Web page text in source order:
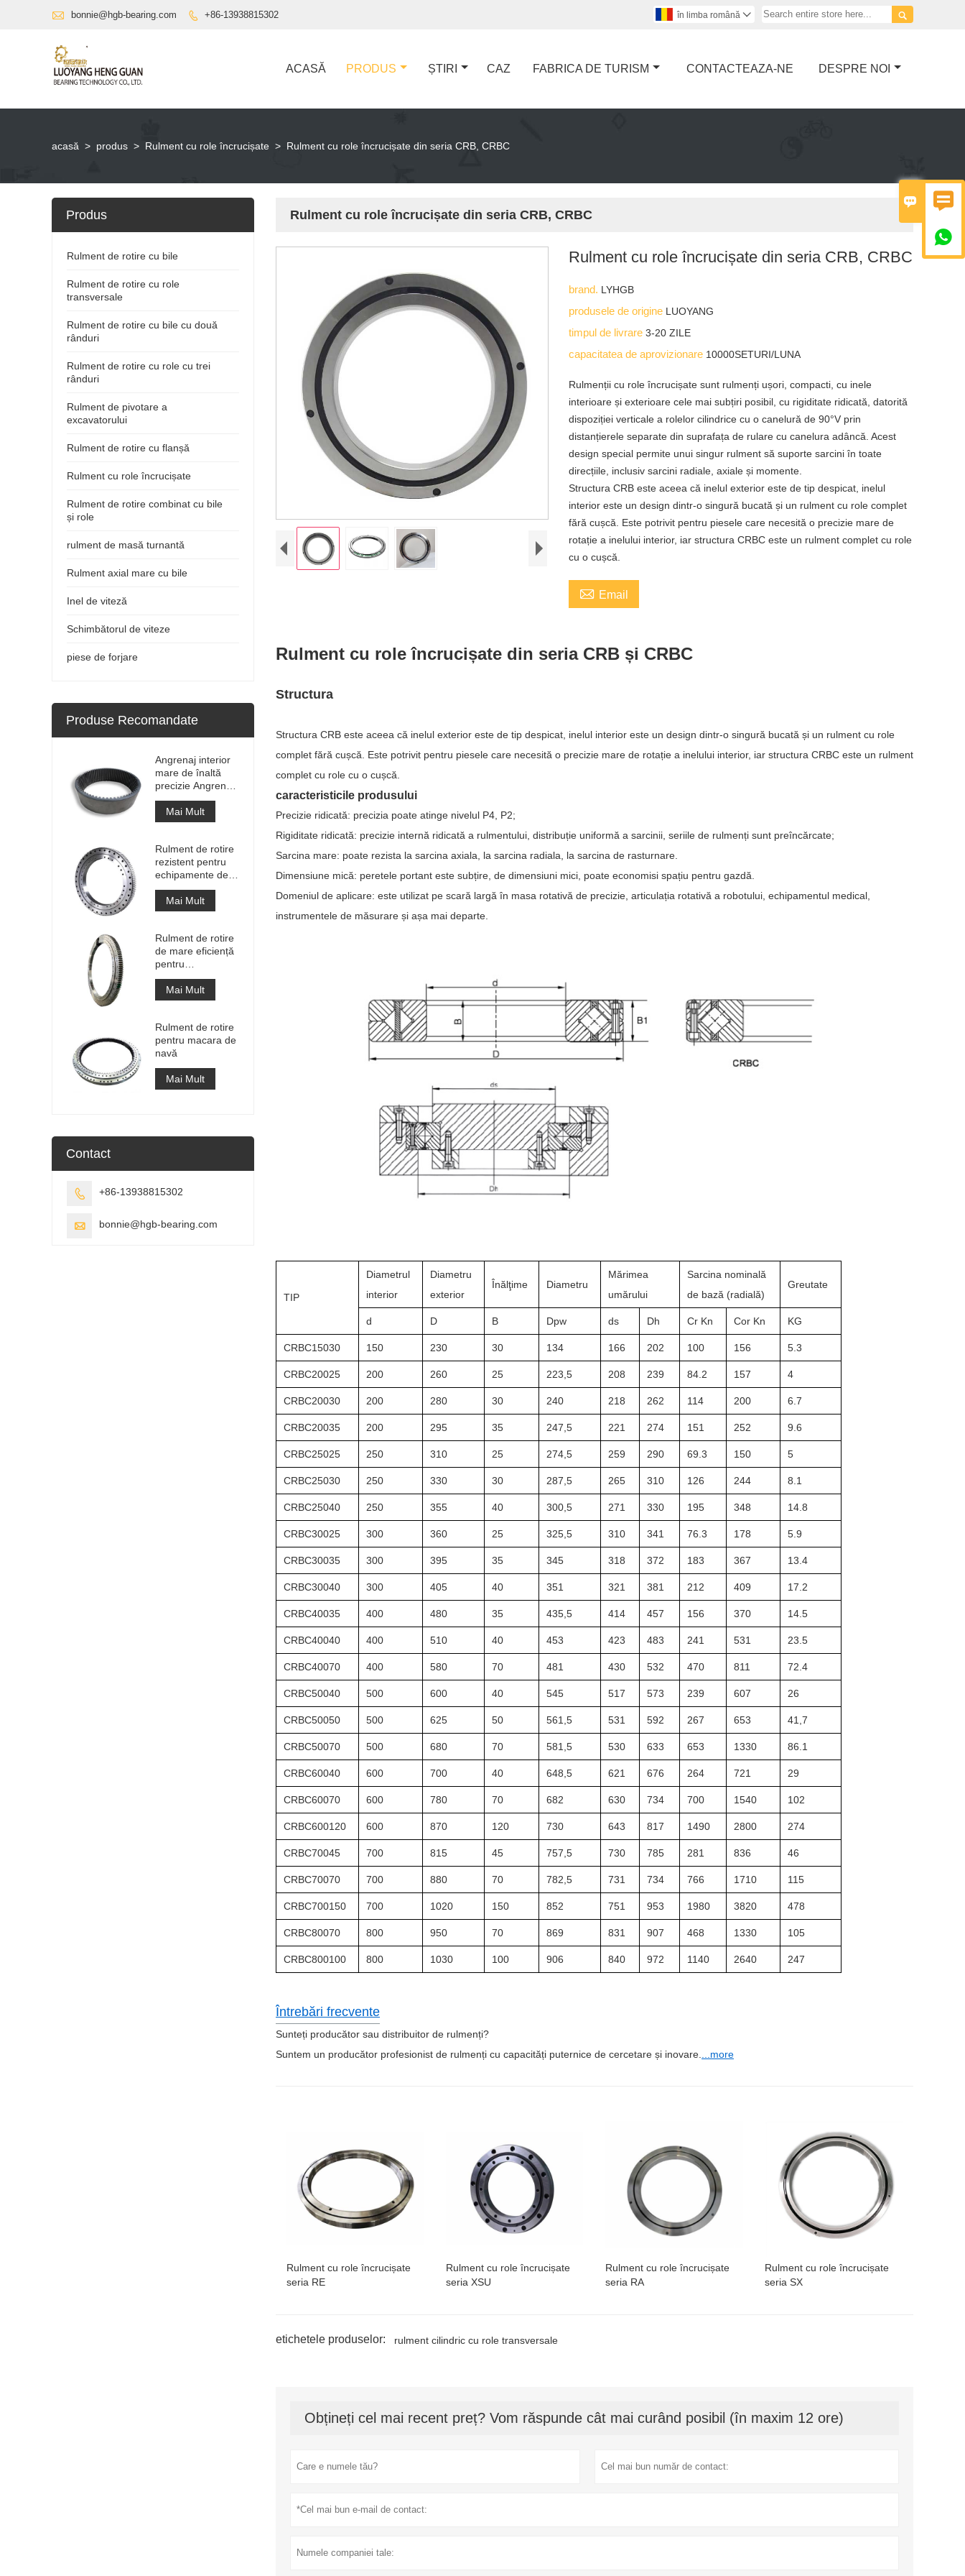
 

 bonnie@hgb-bearing.com  +86-13938815302 
în limba română 
ACASĂ PRODUS ȘTIRI CAZ FABRICA DE TURISM CONTACTEAZA-NE DESPRE NOI
acasă > produs > Rulment cu role încrucișate > Rulment cu role încrucișate din seria CRB, CRBC
Rulment cu role încrucișate din seria CRB, CRBC
Rulment cu role încrucișate din seria CRB, CRBC
brand. LYHGB
produsele de origine LUOYANG
timpul de livrare3-20 ZILE
capacitatea de aprovizionare 10000SETURI/LUNA
Rulmenții cu role încrucișate sunt rulmenți ușori, compacti, cu inele
interioare și exterioare cele mai subțiri posibil, cu rigiditate ridicată, datorită
dispoziției verticale a rolelor cilindrice cu o canelură de 90°V prin
distanțierele separate din suprafața de rulare cu canelura adâncă. Acest
design special permite unui singur rulment să suporte sarcini în toate
direcțiile, inclusiv sarcini radiale, axiale și momente.
Structura CRB este aceea că inelul exterior este de tip despicat, inelul
interior este un design dintr-o singură bucată și un rulment cu role complet
fără cușcă. Este potrivit pentru piesele care necesită o precizie mare de
rotație a inelului interior, iar structura CRBC este un rulment complet cu role
cu o cușcă.
 Email
Rulment cu role încrucișate din seria CRB și CRBC
Structura
Structura CRB este aceea că inelul exterior este de tip despicat, inelul interior este un design dintr-o singură bucată și un rulment cu role
complet fără cușcă. Este potrivit pentru piesele care necesită o precizie mare de rotație a inelului interior, iar structura CRBC este un rulment
complet cu role cu o cușcă.
caracteristicile produsului
Precizie ridicată: precizia poate atinge nivelul P4, P2;
Rigiditate ridicată: precizie internă ridicată a rulmentului, distribuție uniformă a sarcinii, seriile de rulmenți sunt preîncărcate;
Sarcina mare: poate rezista la sarcina axiala, la sarcina radiala, la sarcina de rasturnare.
Dimensiune mică: peretele portant este subțire, de dimensiuni mici, poate economisi spațiu pentru gazdă.
Domeniul de aplicare: este utilizat pe scară largă în masa rotativă de precizie, articulația rotativă a robotului, echipamentul medical,
instrumentele de măsurare și așa mai departe.
TIP
Diametrul
interior
Diametru
exterior
Înălţime Diametru
Mărimea
umărului
Sarcina nominală
de bază (radială)
Greutate
d D B Dpw ds Dh Cr Kn Cor Kn KG
CRBC15030 150 230 30 134 166 202 100 156 5.3
CRBC20025 200 260 25 223,5 208 239 84.2 157 4
CRBC20030 200 280 30 240 218 262 114 200 6.7
CRBC20035 200 295 35 247,5 221 274 151 252 9.6
CRBC25025 250 310 25 274,5 259 290 69.3 150 5
CRBC25030 250 330 30 287,5 265 310 126 244 8.1
CRBC25040 250 355 40 300,5 271 330 195 348 14.8
CRBC30025 300 360 25 325,5 310 341 76.3 178 5.9
CRBC30035 300 395 35 345 318 372 183 367 13.4
CRBC30040 300 405 40 351 321 381 212 409 17.2
CRBC40035 400 480 35 435,5 414 457 156 370 14.5
CRBC40040 400 510 40 453 423 483 241 531 23.5
CRBC40070 400 580 70 481 430 532 470 811 72.4
CRBC50040 500 600 40 545 517 573 239 607 26
CRBC50050 500 625 50 561,5 531 592 267 653 41,7
CRBC50070 500 680 70 581,5 530 633 653 1330 86.1
CRBC60040 600 700 40 648,5 621 676 264 721 29
CRBC60070 600 780 70 682 630 734 700 1540 102
CRBC600120 600 870 120 730 643 817 1490 2800 274
CRBC70045 700 815 45 757,5 730 785 281 836 46
CRBC70070 700 880 70 782,5 731 734 766 1710 115
CRBC700150 700 1020 150 852 751 953 1980 3820 478
CRBC80070 800 950 70 869 831 907 468 1330 105
CRBC800100 800 1030 100 906 840 972 1140 2640 247
Întrebări frecvente
Sunteți producător sau distribuitor de rulmenți?
Suntem un producător profesionist de rulmenți cu capacități puternice de cercetare și inovare.
...more
Rulment cu role încrucișate
seria RE
Rulment cu role încrucișate
seria XSU
Rulment cu role încrucișate
seria RA
Rulment cu role încrucișate
seria SX
etichetele produselor: rulment cilindric cu role transversale
Obțineți cel mai recent preț? Vom răspunde cât mai curând posibil (în maxim 12 ore)
Produs
Rulment de rotire cu bile
Rulment de rotire cu role
transversale
Rulment de rotire cu bile cu două
rânduri
Rulment de rotire cu role cu trei
rânduri
Rulment de pivotare a
excavatorului
Rulment de rotire cu flanșă
Rulment cu role încrucișate
Rulment de rotire combinat cu bile
și role
rulment de masă turnantă
Rulment axial mare cu bile
Inel de viteză
Schimbătorul de viteze
piese de forjare
Produse Recomandate
Angrenaj interior
mare de înaltă
precizie Angrenaj
de circumferință
din metal cilindru
cu tratament de
Mai Mult
Rulment de rotire
rezistent pentru
echipamente de
macara portuară
Mai Mult
Rulment de rotire
de mare eficiență
pentru
recuperatorul de
stivuitoare
Mai Mult
Rulment de rotire
pentru macara de
navă
Mai Mult
Contact
 +86-13938815302
 bonnie@hgb-bearing.com